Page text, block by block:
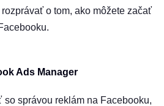
o tom, ako môžete začať
Ads Manager
správou reklám na Facebooku,